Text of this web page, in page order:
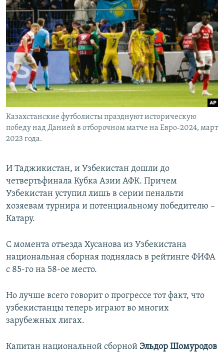
Казахстанские футболисты празднуют историческую
победу над Данией в отборочном матче на Евро-2024, март
2023 года.
И Таджикистан, и Узбекистан дошли до
четвертьфинала Кубка Азии АФК. Причем
Узбекистан уступил лишь в серии пенальти
хозяевам турнира и потенциальному победителю –
Катару.
С момента отъезда Хусанова из Узбекистана
национальная сборная поднялась в рейтинге ФИФА
с 85-го на 58-ое место.
Но лучше всего говорит о прогрессе тот факт, что
узбекистанцы теперь играют во многих
зарубежных лигах.
Капитан национальной сборной Эльдор Шомуродов